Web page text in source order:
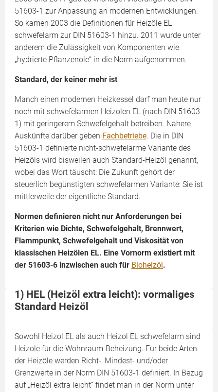
51603-1 zur Anpassung an modernen Entwicklungen.
So kamen 2003 die Definitionen für Heizöle EL
schwefelarm zur DIN 51603-1 hinzu. 2011 wurde unter
anderem die Zulässigkeit von Komponenten wie
„hydrierte Pflanzenöle“ in die Norm aufgenommen.
Standard, der keiner mehr ist
Manch einen modernen Heizkessel darf man heute nur
noch mit schwefelarmen Heizölen EL (nach DIN 51603-
1) mit geringerem Schwefelgehalt betreiben. Nähere
Auskünfte darüber geben Fachbetriebe. Die in DIN
51603-1 definierte nicht-schwefelarme Variante des
Heizöls wird bisweilen auch Standard-Heizöl genannt,
wobei das Wort täuscht: Die Zukunft gehört der
steuerlich begünstigten schwefelarmen Variante: Sie ist
mittlerweile der eigentliche Standard.
Normen definieren nicht nur Anforderungen bei
Kriterien wie Dichte, Schwefelgehalt, Brennwert,
Flammpunkt, Schwefelgehalt und Viskosität von
klassischen Heizölen EL. Eine Vornorm existiert mit
der 51603-6 inzwischen auch für Bioheizöl.
1) HEL (Heizöl extra leicht): vormaliges
Standard Heizöl
Sowohl Heizöl EL als auch Heizöl EL schwefelarm sind
Heizöle für die Wohnraum-Beheizung. Für beide Arten
der Heizöle werden Richt-, Mindest- und/oder
Grenzwerte in der Norm DIN 51603-1 definiert. In Bezug
auf „Heizöl extra leicht“ findet man in der Norm unter